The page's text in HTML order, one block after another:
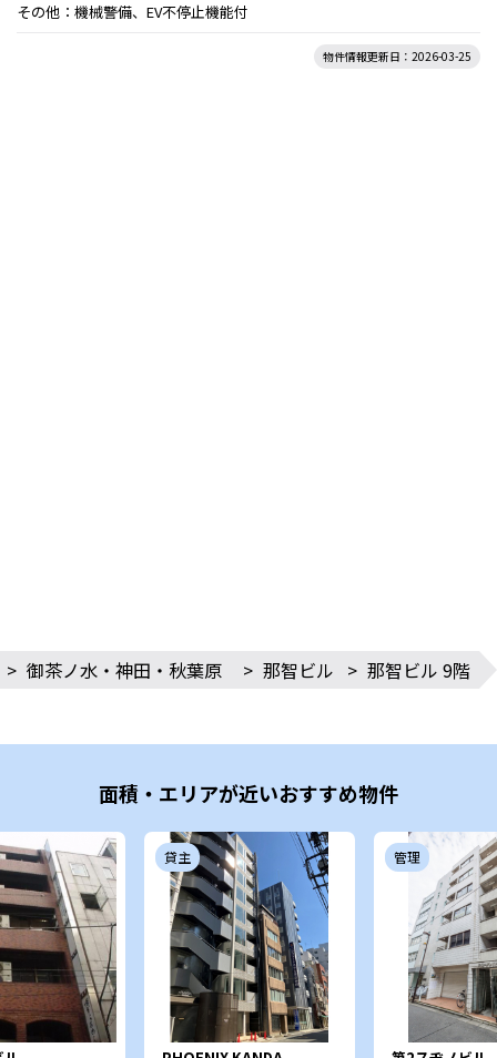
その他：機械警備、EV不停止機能付
物件情報更新日：2026-03-25
> 御茶ノ水・神田・秋葉原 > 那智ビル > 那智ビル 9階
面積・エリアが近いおすすめ物件
貸主 管理